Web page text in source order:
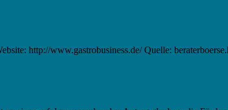
http://www.gastrobusiness.de/ Quelle: